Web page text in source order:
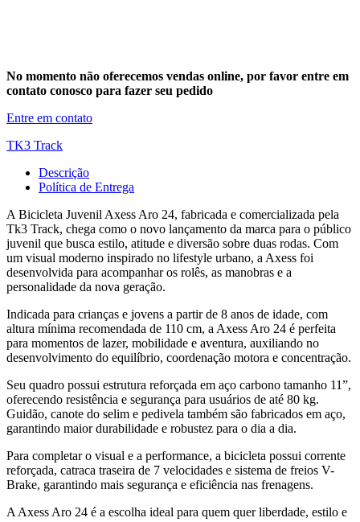
No momento não oferecemos vendas online, por favor entre em
contato conosco para fazer seu pedido
Entre em contato
TK3 Track
Descrição
Política de Entrega
A Bicicleta Juvenil Axess Aro 24, fabricada e comercializada pela
Tk3 Track, chega como o novo lançamento da marca para o público
juvenil que busca estilo, atitude e diversão sobre duas rodas. Com
um visual moderno inspirado no lifestyle urbano, a Axess foi
desenvolvida para acompanhar os rolês, as manobras e a
personalidade da nova geração.
Indicada para crianças e jovens a partir de 8 anos de idade, com
altura mínima recomendada de 110 cm, a Axess Aro 24 é perfeita
para momentos de lazer, mobilidade e aventura, auxiliando no
desenvolvimento do equilíbrio, coordenação motora e concentração.
Seu quadro possui estrutura reforçada em aço carbono tamanho 11”,
oferecendo resistência e segurança para usuários de até 80 kg.
Guidão, canote do selim e pedivela também são fabricados em aço,
garantindo maior durabilidade e robustez para o dia a dia.
Para completar o visual e a performance, a bicicleta possui corrente
reforçada, catraca traseira de 7 velocidades e sistema de freios V-
Brake, garantindo mais segurança e eficiência nas frenagens.
A Axess Aro 24 é a escolha ideal para quem quer liberdade, estilo e